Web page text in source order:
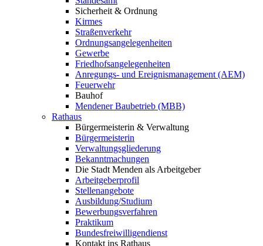
Sicherheit & Ordnung
Kirmes
Straßenverkehr
Ordnungsangelegenheiten
Gewerbe
Friedhofsangelegenheiten
Anregungs- und Ereignismanagement (AEM)
Feuerwehr
Bauhof
Mendener Baubetrieb (MBB)
Rathaus
Bürgermeisterin & Verwaltung
Bürgermeisterin
Verwaltungsgliederung
Bekanntmachungen
Die Stadt Menden als Arbeitgeber
Arbeitgeberprofil
Stellenangebote
Ausbildung/Studium
Bewerbungsverfahren
Praktikum
Bundesfreiwilligendienst
Kontakt ins Rathaus